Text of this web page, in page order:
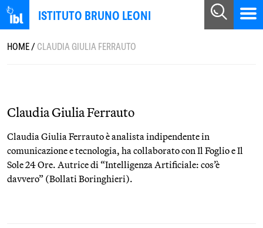
ISTITUTO BRUNO LEONI
HOME/CLAUDIA GIULIA FERRAUTO
Claudia Giulia Ferrauto
Claudia Giulia Ferrauto è analista indipendente in
comunicazione e tecnologia, ha collaborato con Il Foglio e Il
Sole 24 Ore. Autrice di “Intelligenza Artificiale: cos’è
davvero” (Bollati Boringhieri).